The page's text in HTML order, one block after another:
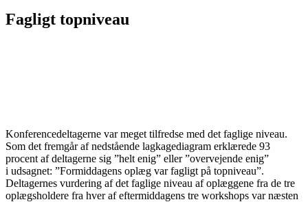
Fagligt topniveau
Konferencedeltagerne var meget tilfredse med det faglige niveau.
Som det fremgår af nedstående lagkagediagram erklærede 93
procent af deltagerne sig ”helt enig” eller ”overvejende enig”
i udsagnet: ”Formiddagens oplæg var fagligt på topniveau”.
Deltagernes vurdering af det faglige niveau af oplæggene fra de tre
oplægsholdere fra hver af eftermiddagens tre workshops var næsten